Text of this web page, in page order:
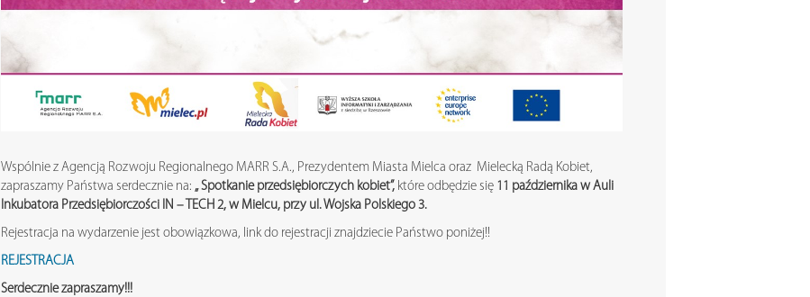
Wspólnie z Agencją Rozwoju Regionalnego MARR S.A., Prezydentem Miasta Mielca oraz Mielecką Radą Kobiet,
zapraszamy Państwa serdecznie na: „ Spotkanie przedsiębiorczych kobiet”, które odbędzie się 11 października w Auli
Inkubatora Przedsiębiorczości IN – TECH 2, w Mielcu, przy ul. Wojska Polskiego 3.
Rejestracja na wydarzenie jest obowiązkowa, link do rejestracji znajdziecie Państwo poniżej!!
REJESTRACJA
Serdecznie zapraszamy!!!